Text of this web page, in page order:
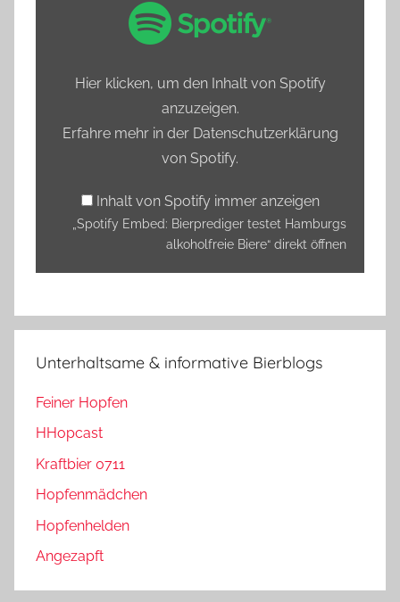
anzeigen
Hier klicken, um den Inhalt von Spotify
anzuzeigen.
Erfahre mehr in der Datenschutzerklärung
von Spotify.
Inhalt von Spotify immer anzeigen
„Spotify Embed: Bierprediger testet Hamburgs
alkoholfreie Biere“ direkt öffnen
Unterhaltsame & informative Bierblogs
Feiner Hopfen
HHopcast
Kraftbier 0711
Hopfenmädchen
Hopfenhelden
Angezapft